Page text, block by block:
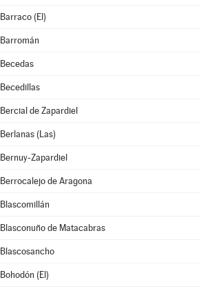
Barraco (El)
Barromán
Becedas
Becedillas
Bercial de Zapardiel
Berlanas (Las)
Bernuy-Zapardiel
Berrocalejo de Aragona
Blascomillán
Blasconuño de Matacabras
Blascosancho
Bohodón (El)